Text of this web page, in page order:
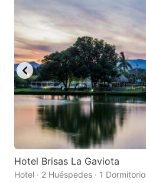
Hotel Brisas La Gaviota
Hotel · 2 Huéspedes · 1 Dormitorio